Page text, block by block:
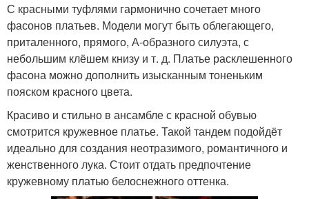
С красными туфлями гармонично сочетает много
фасонов платьев. Модели могут быть облегающего,
приталенного, прямого, А-образного силуэта, с
небольшим клёшем книзу и т. д. Платье расклешенного
фасона можно дополнить изысканным тоненьким
пояском красного цвета.
Красиво и стильно в ансамбле с красной обувью
смотрится кружевное платье. Такой тандем подойдёт
идеально для создания неотразимого, романтичного и
женственного лука. Стоит отдать предпочтение
кружевному платью белоснежного оттенка.